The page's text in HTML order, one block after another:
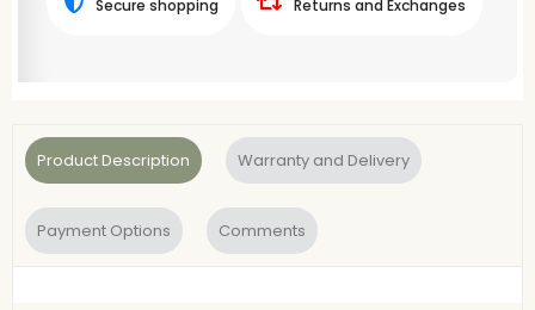
Secure shopping Returns and Exchanges
Product Description Warranty and Delivery
Payment Options Comments